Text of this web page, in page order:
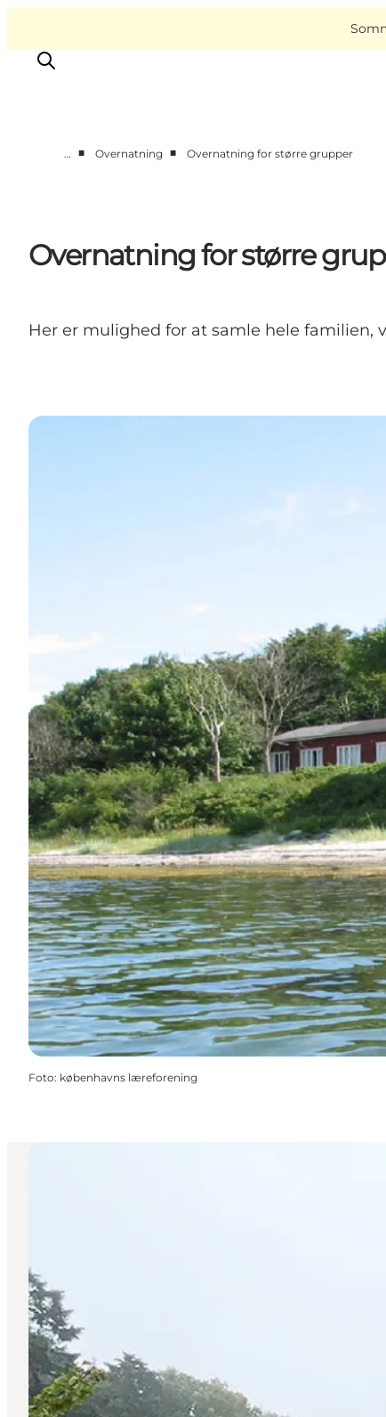
Spis & drik
Det sker
… ■ Overnatning ■ Overnatning for større grupper
Overnatning for større
Her er mulighed for at samle hele familien,
Foto: københavns læreforening